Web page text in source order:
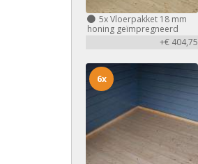
5xVloerpakket 18 mm
honing geïmpregneerd
+€ 404,75
6x